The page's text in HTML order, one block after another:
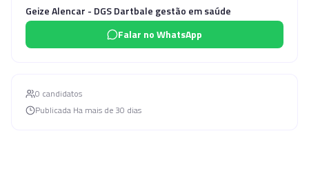
Geize Alencar - DGS Dartbale gestão em saúde
Falar no WhatsApp
0 candidatos
Publicada Ha mais de 30 dias